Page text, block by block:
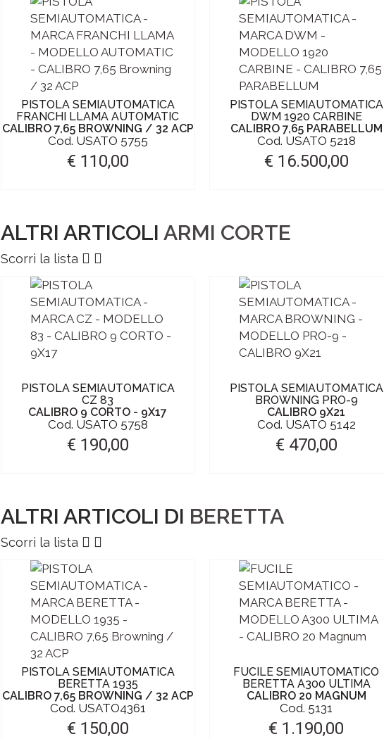
PISTOLA SEMIAUTOMATICA
FRANCHI LLAMA AUTOMATIC
CALIBRO 7,65 BROWNING / 32 ACP
Cod. USATO 5755
€ 110,00
PISTOLA SEMIAUTOMATICA
DWM 1920 CARBINE
CALIBRO 7,65 PARABELLUM
Cod. USATO 5218
€ 16.500,00
ALTRI ARTICOLI ARMI CORTE
Scorri la lista
PISTOLA SEMIAUTOMATICA
CZ 83
CALIBRO 9 CORTO - 9X17
Cod. USATO 5758
€ 190,00
PISTOLA SEMIAUTOMATICA
BROWNING PRO-9
CALIBRO 9X21
Cod. USATO 5142
€ 470,00
ALTRI ARTICOLI DI BERETTA
Scorri la lista
PISTOLA SEMIAUTOMATICA
BERETTA 1935
CALIBRO 7,65 BROWNING / 32 ACP
Cod. USATO4361
€ 150,00
FUCILE SEMIAUTOMATICO
BERETTA A300 ULTIMA
CALIBRO 20 MAGNUM
Cod. 5131
€ 1.190,00